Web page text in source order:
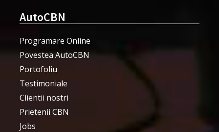
AutoCBN
Programare Online
Povestea AutoCBN
Portofoliu
Testimoniale
Clientii nostri
Prietenii CBN
Jobs